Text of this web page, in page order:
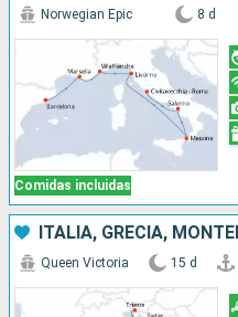
Comidas incluidas
Norwegian Epic 8 d
Queen Victoria 15 d